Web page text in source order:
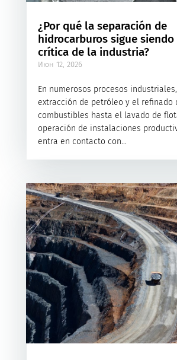
¿Por qué la separación de
hidrocarburos sigue siendo
crítica de la industria?
Июн 12, 2026
En numerosos procesos
extracción de petróleo y el refinado
combustibles hasta el lavado de
operación de instalaciones
entra en contacto con...